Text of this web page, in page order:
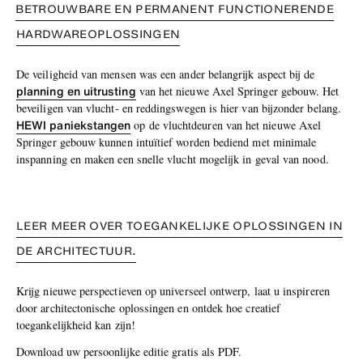
BETROUWBARE EN PERMANENT FUNCTIONERENDE
HARDWAREOPLOSSINGEN
De veiligheid van mensen was een ander belangrijk aspect bij de
planning en uitrusting van het nieuwe Axel Springer gebouw. Het
beveiligen van vlucht- en reddingswegen is hier van bijzonder belang.
HEWI paniekstangen op de vluchtdeuren van het nieuwe Axel
Springer gebouw kunnen intuïtief worden bediend met minimale
inspanning en maken een snelle vlucht mogelijk in geval van nood.
LEER MEER OVER TOEGANKELIJKE OPLOSSINGEN IN
DE ARCHITECTUUR.
Krijg nieuwe perspectieven op universeel ontwerp, laat u inspireren
door architectonische oplossingen en ontdek hoe creatief
toegankelijkheid kan zijn!
Download uw persoonlijke editie gratis als PDF.